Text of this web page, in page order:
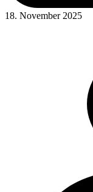
18. November 2025